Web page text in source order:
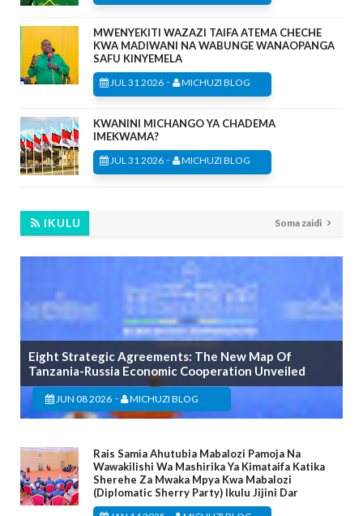
MWENYEKITI WAZAZI TAIFA ATEMA CHECHE
KWA MADIWANI NA WABUNGE WANAOPANGA
SAFU KINYEMELA
JUL 31 2026 - MICHUZI BLOG
KWANINI MICHANGO YA CHADEMA
IMEKWAMA?
JUL 31 2026 - MICHUZI BLOG
IKULU Soma zaidi
Eight Strategic Agreements: The New Map Of
Tanzania-Russia Economic Cooperation Unveiled
JUN 08 2026 - MICHUZI BLOG
Rais Samia Ahutubia Mabalozi Pamoja Na
Wawakilishi Wa Mashirika Ya Kimataifa Katika
Sherehe Za Mwaka Mpya Kwa Mabalozi
(Diplomatic Sherry Party) Ikulu Jijini Dar